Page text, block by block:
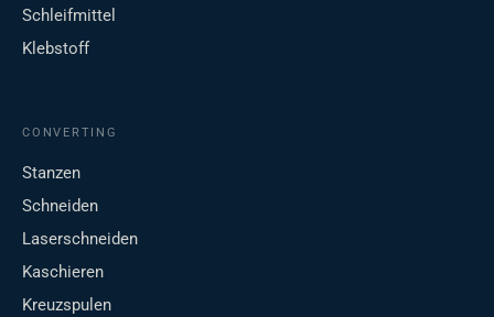
Schleifmittel
Klebstoff
CONVERTING
Stanzen
Schneiden
Laserschneiden
Kaschieren
Kreuzspulen